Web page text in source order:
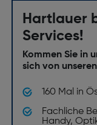
Hartlauer
Services!
Kommen Sie in
sich von
160 Mal in
Fachliche
Handy,